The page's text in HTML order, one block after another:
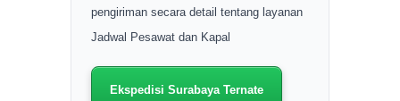
pengiriman secara detail tentang layanan
Jadwal Pesawat dan Kapal
Ekspedisi Surabaya Ternate